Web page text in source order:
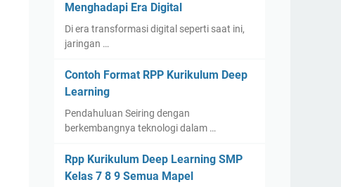
Menghadapi Era Digital
Di era transformasi digital seperti saat ini,
jaringan …
Contoh Format RPP Kurikulum Deep
Learning
Pendahuluan Seiring dengan
berkembangnya teknologi dalam …
Rpp Kurikulum Deep Learning SMP
Kelas 7 8 9 Semua Mapel